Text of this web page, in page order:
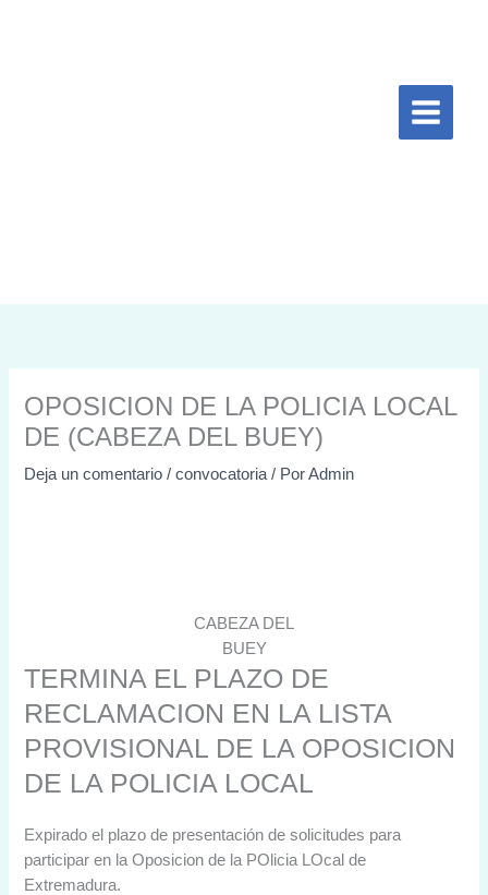
OPOSICION DE LA POLICIA LOCAL
DE (CABEZA DEL BUEY)
Deja un comentario /convocatoria/ PorAdmin
CABEZA DEL
BUEY
TERMINA EL PLAZO DE
RECLAMACION EN LA LISTA
PROVISIONAL DE LA OPOSICION
DE LA POLICIA LOCAL
Expirado el plazo de presentación de solicitudes para
participar en la Oposicion de la POlicia LOcal de
Extremadura.